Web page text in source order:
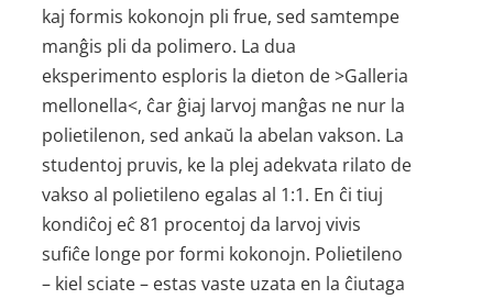
kaj formis kokonojn pli frue, sed samtempe
manĝis pli da polimero. La dua
eksperimento esploris la dieton de >Galleria
mellonella<, ĉar ĝiaj larvoj manĝas ne nur la
polietilenon, sed ankaŭ la abelan vakson. La
studentoj pruvis, ke la plej adekvata rilato de
vakso al polietileno egalas al 1:1. En ĉi tiuj
kondiĉoj eĉ 81 procentoj da larvoj vivis
sufiĉe longe por formi kokonojn. Polietileno
– kiel sciate – estas vaste uzata en la ĉiutaga